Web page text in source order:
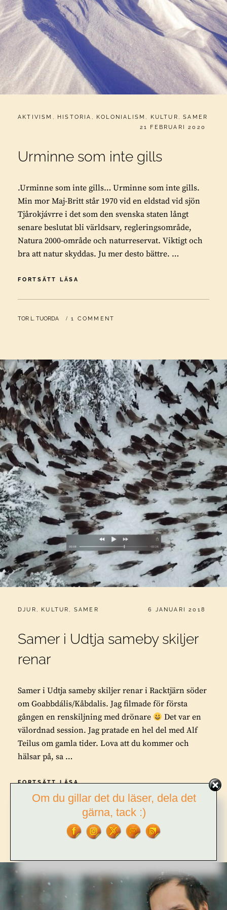
CATEGORIES:
AKTIVISM , HISTORIA , KOLONIALISM , KULTUR ,SAMER
PUBLICERAT
21 FEBRUARI 2020
Urminne som inte gills
.Urminne som inte gills… Urminne som inte gills.
Min mor Maj-Britt står 1970 vid en eldstad vid sjön
Tjårokjávrre i det som den svenska staten långt
senare beslutat bli världsarv, regleringsområde,
Natura 2000-område och naturreservat. Viktigt och
bra att natur skyddas. Ju mer desto bättre. …
FORTSÄTT LÄSA
INTE
BY
TOR L. TUORDA 1 COMMENT
CATEGORIES:
DJUR , KULTUR , SAMER PUBLICERAT
6 JANUARI 2018
Samer i Udtja sameby skiljer
renar
Samer i Udtja sameby skiljer renar i Racktjärn söder
om Goabbdális/Kåbdalis. Jag filmade för första
gången en renskiljning med drönare
Det var en
välordnad session. Jag pratade en hel del med Alf
Teilus om gamla tider. Lova att du kommer och
hälsar på, sa …
FORTSÄTT LÄSASAMER
UDTJA
SAMEBY
RENAR
Om du gillar det du läser, dela det
gärna, tack :)